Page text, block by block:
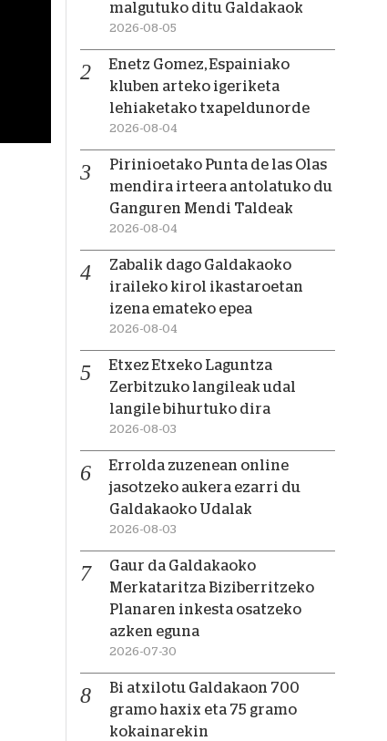
malgutuko ditu Galdakaok
2026-08-05
Enetz Gomez, Espainiako
kluben arteko igeriketa
lehiaketako txapeldunorde
2026-08-04
Pirinioetako Punta de las Olas
mendira irteera antolatuko du
Ganguren Mendi Taldeak
2026-08-04
Zabalik dago Galdakaoko
iraileko kirol ikastaroetan
izena emateko epea
2026-08-04
Etxez Etxeko Laguntza
Zerbitzuko langileak udal
langile bihurtuko dira
2026-08-03
Errolda zuzenean online
jasotzeko aukera ezarri du
Galdakaoko Udalak
2026-08-03
Gaur da Galdakaoko
Merkataritza Biziberritzeko
Planaren inkesta osatzeko
azken eguna
2026-07-30
Bi atxilotu Galdakaon 700
gramo haxix eta 75 gramo
kokainarekin